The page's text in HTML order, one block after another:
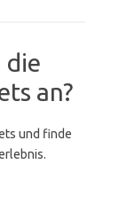
die
an?
und finde